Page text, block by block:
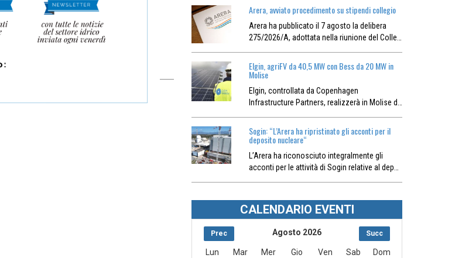
Arera, avviato procedimento su stipendi collegio
Arera ha pubblicato il 7 agosto la delibera
275/2026/A, adottata nella riunione del Colle…
Elgin, agriFV da 40,5 MW con Bess da 20 MW in
Molise
Elgin, controllata da Copenhagen
Infrastructure Partners, realizzerà in Molise d…
Sogin: “L’Arera ha ripristinato gli acconti per il
deposito nucleare“
L’Arera ha riconosciuto integralmente gli
acconti per le attività di Sogin relative al dep…
CALENDARIO EVENTI
Prec Succ
Agosto 2026
Lun Mar Mer Gio Ven Sab Dom